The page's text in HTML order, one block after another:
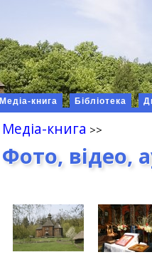
Медіа-книга Бібліотека
Медіа-книга
Фото, відео,